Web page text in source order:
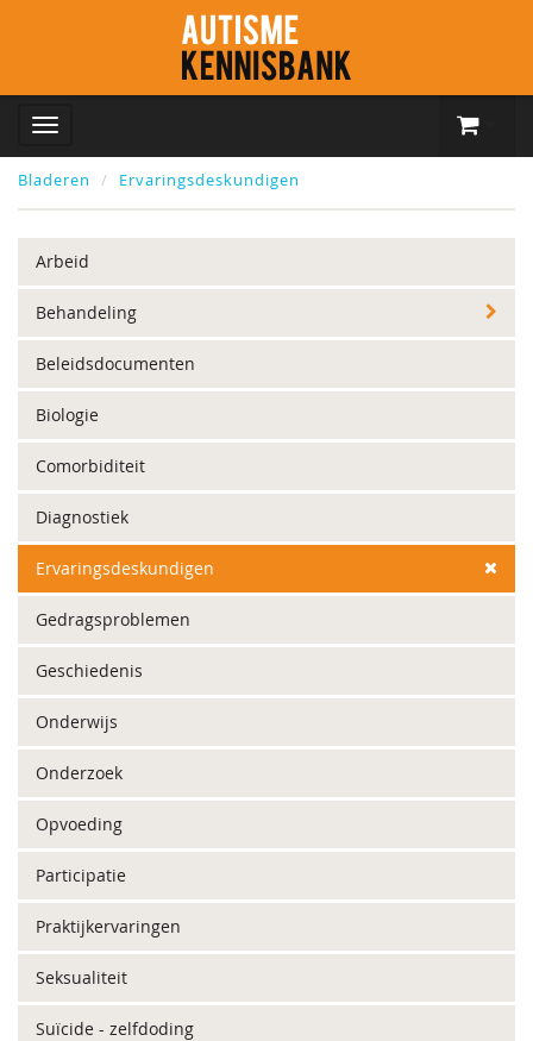
Bladeren Ervaringsdeskundigen
Arbeid
Behandeling
Beleidsdocumenten
Biologie
Comorbiditeit
Diagnostiek
Ervaringsdeskundigen
Gedragsproblemen
Geschiedenis
Onderwijs
Onderzoek
Opvoeding
Participatie
Praktijkervaringen
Seksualiteit
Suïcide - zelfdoding